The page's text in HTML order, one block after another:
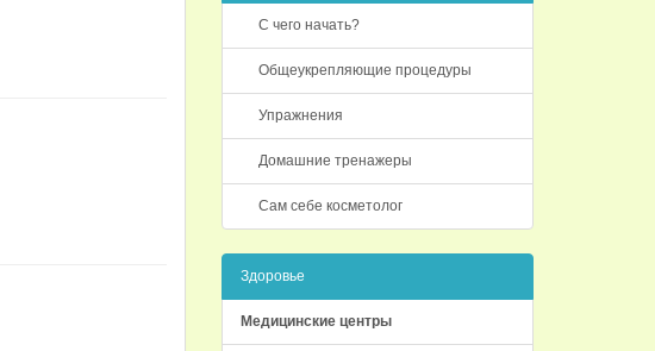
С чего начать?
Общеукрепляющие процедуры
Упражнения
Домашние тренажеры
Сам себе косметолог
Здоровье
Медицинские центры